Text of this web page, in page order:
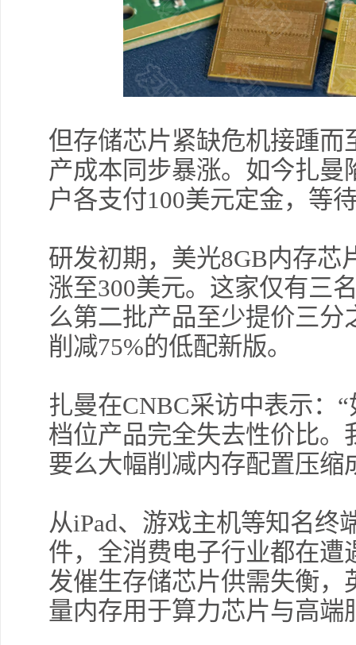
但存储芯片紧缺危机接踵
产成本同步暴涨。如今扎曼
户各支付100美元定金，等
研发初期，美光8GB内存芯
涨至300美元。这家仅有三
么第二批产品至少提价三
削减75%的低配新版。
扎曼在CNBC采访中表示：
档位产品完全失去性价比
要么大幅削减内存配置压缩
从iPad、游戏主机等知名终
件，全消费电子行业都在
发催生存储芯片供需失衡
量内存用于算力芯片与高